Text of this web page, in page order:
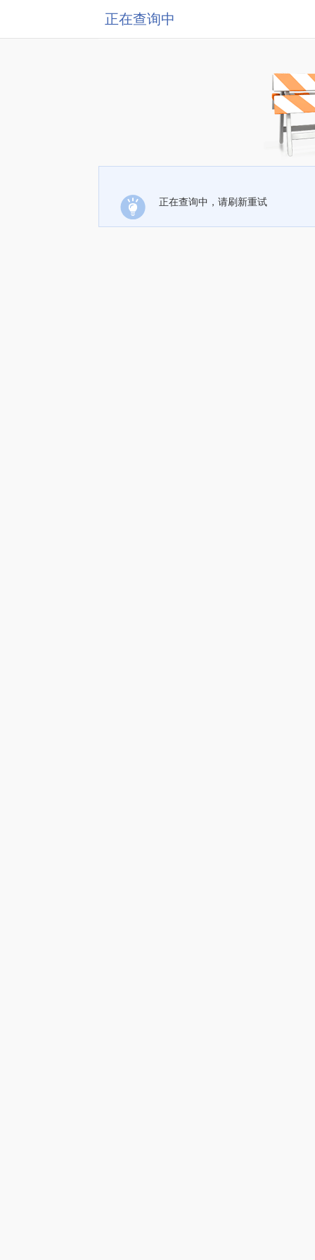
正在查询中
正在查询中，请刷新重试